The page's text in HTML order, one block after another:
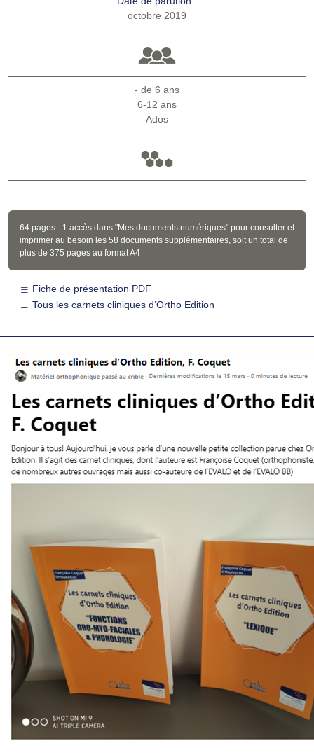
octobre 2019
- de 6 ans
6-12 ans
Ados
-
64 pages - 1 accès dans "Mes documents numériques" pour consulter et
imprimer au besoin les 58 documents supplémentaires, soit un total de
plus de 375 pages au format A4
Fiche de présentation PDF
Tous les carnets cliniques d’Ortho Edition